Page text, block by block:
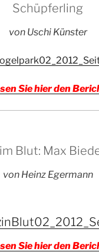
Schüpferling
von Uschi Künster
Sie hier den
Blut: Max
von Heinz Egermann
Sie hier den